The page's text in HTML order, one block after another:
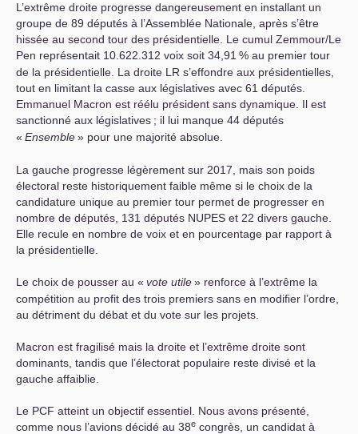
L’extrême droite progresse dangereusement en installant un
groupe de 89 députés à l’Assemblée Nationale, après s’être
hissée au second tour des présidentielle. Le cumul Zemmour/Le
Pen représentait 10.622.312 voix soit 34,91 % au premier tour
de la présidentielle. La droite LR s’effondre aux présidentielles,
tout en limitant la casse aux législatives avec 61 députés.
Emmanuel Macron est réélu président sans dynamique. Il est
sanctionné aux législatives ; il lui manque 44 députés
« Ensemble» pour une majorité absolue.
La gauche progresse légèrement sur 2017, mais son poids
électoral reste historiquement faible même si le choix de la
candidature unique au premier tour permet de progresser en
nombre de députés, 131 députés NUPES et 22 divers gauche.
Elle recule en nombre de voix et en pourcentage par rapport à
la présidentielle.
Le choix de pousser au « vote utile» renforce à l’extrême la
compétition au profit des trois premiers sans en modifier l’ordre,
au détriment du débat et du vote sur les projets.
Macron est fragilisé mais la droite et l’extrême droite sont
dominants, tandis que l’électorat populaire reste divisé et la
gauche affaiblie.
Le PCF atteint un objectif essentiel. Nous avons présenté,
comme nous l’avions décidé au 38e congrès, un candidat à